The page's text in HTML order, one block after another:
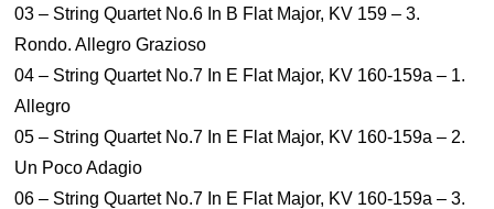
03 – String Quartet No.6 In B Flat Major, KV 159 – 3.
Rondo. Allegro Grazioso
04 – String Quartet No.7 In E Flat Major, KV 160-159a – 1.
Allegro
05 – String Quartet No.7 In E Flat Major, KV 160-159a – 2.
Un Poco Adagio
06 – String Quartet No.7 In E Flat Major, KV 160-159a – 3.